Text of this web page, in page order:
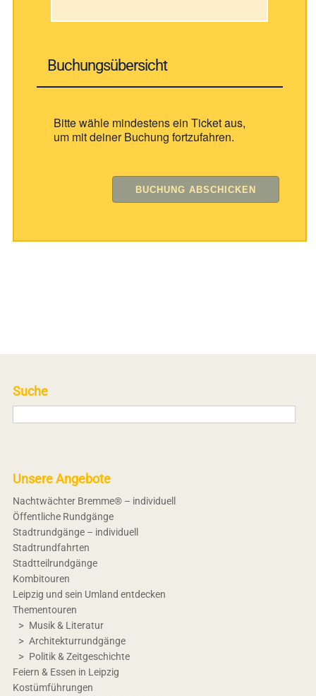
Buchungsübersicht
Bitte wähle mindestens ein Ticket aus,
um mit deiner Buchung fortzufahren.
Suche
Unsere Angebote
Nachtwächter Bremme® – individuell
Öffentliche Rundgänge
Stadtrundgänge – individuell
Stadtrundfahrten
Stadtteilrundgänge
Kombitouren
Leipzig und sein Umland entdecken
Thementouren
Musik & Literatur
Architekturrundgänge
Politik & Zeitgeschichte
Feiern & Essen in Leipzig
Kostümführungen